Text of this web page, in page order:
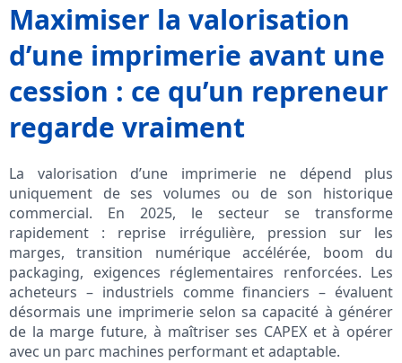
Maximiser la valorisation
d’une imprimerie avant une
cession : ce qu’un repreneur
regarde vraiment
La valorisation d’une imprimerie ne dépend plus
uniquement de ses volumes ou de son historique
commercial. En 2025, le secteur se transforme
rapidement : reprise irrégulière, pression sur les
marges, transition numérique accélérée, boom du
packaging, exigences réglementaires renforcées. Les
acheteurs – industriels comme financiers – évaluent
désormais une imprimerie selon sa capacité à générer
de la marge future, à maîtriser ses CAPEX et à opérer
avec un parc machines performant et adaptable.